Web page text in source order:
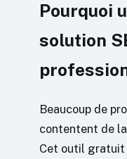
Pourquoi
solution
Beaucoup de
contentent de
Cet outil gratuit